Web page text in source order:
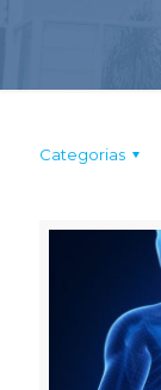
Categorias